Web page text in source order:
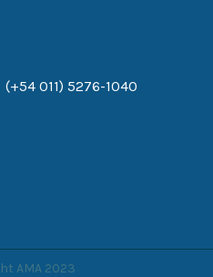
(+54 011) 5276-1040
AMA 2023